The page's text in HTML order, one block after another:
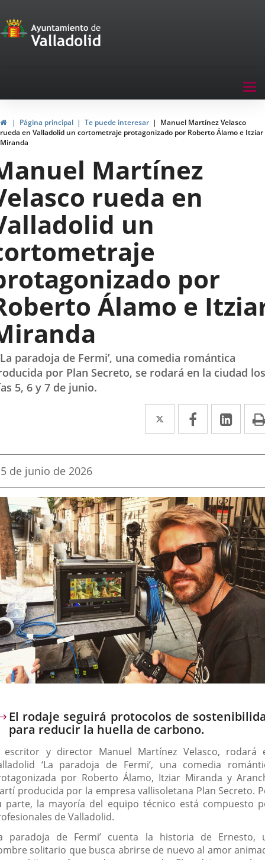
Portal
de
navegación
HomePágina principal Te puede interesar
Manuel Martínez Velasco
rueda en Valladolid un cortometraje protagonizado por Roberto Álamo e Itziar
Miranda
Martínez
rueda en
un
por
Álamo e
paradoja de Fermi’, una comedia romántica
por Plan Secreto, se rodará en la ciudad los
5, 6 y 7 de junio.
Twitter
Enlace
a
una
externa.
Facebook
Enlace
a
una
externa.
a
una
Fecha
la
noticia
5 de junio de 2026
El rodaje seguirá protocolos de
para reducir la huella de carbono.
escritor y director Manuel Martínez Velasco, rodará
‘La paradoja de Fermi’, una comedia
por Roberto Álamo, Itziar Miranda y
producida por la empresa vallisoletana Plan Secreto.
parte, la mayoría del equipo técnico está compuesto
de Valladolid.
paradoja de Fermi’ cuenta la historia de Ernesto,
solitario que busca abrirse de nuevo al amor